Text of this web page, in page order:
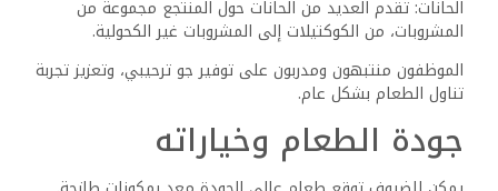
يتم تشجيع الضيوف على إبلاغ موظفي المطعم بأي تفضيلات
غذائية أو حساسية، مما يضمن تجربة طعام آمنة وممتعة.
يعكس هذا الاهتمام بالاحتياجات الفردية التزام المنتجع برضا
أنشطة الضيوف